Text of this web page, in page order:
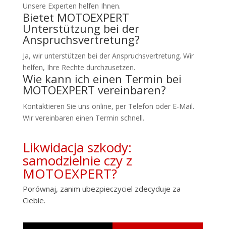
Unsere Experten helfen Ihnen.
Bietet MOTOEXPERT
Unterstützung bei der
Anspruchsvertretung?
Ja, wir unterstützen bei der Anspruchsvertretung. Wir
helfen, Ihre Rechte durchzusetzen.
Wie kann ich einen Termin bei
MOTOEXPERT vereinbaren?
Kontaktieren Sie uns online, per Telefon oder E-Mail.
Wir vereinbaren einen Termin schnell.
Likwidacja szkody:
samodzielnie czy z
MOTOEXPERT?
Porównaj, zanim ubezpieczyciel zdecyduje za
Ciebie.